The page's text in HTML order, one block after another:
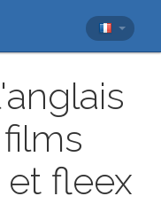
fleex